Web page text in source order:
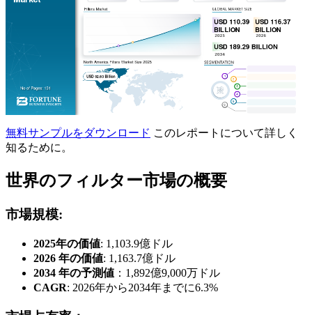
無料サンプルをダウンロード このレポートについて詳しく
知るために。
世界のフィルター市場の概要
市場規模:
2025年の価値: 1,103.9億ドル
2026 年の価値: 1,163.7億ドル
2034 年の予測値 ：1,892億9,000万ドル
CAGR: 2026年から2034年までに6.3%